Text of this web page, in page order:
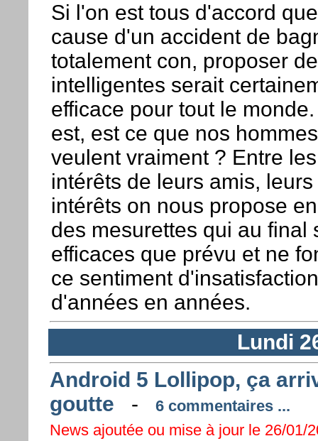
Si l'on est tous d'accord
cause d'un accident de
totalement con, proposer
intelligentes serait
efficace pour tout le
est, est ce que nos
veulent vraiment ? Entre
intérêts de leurs amis,
intérêts on nous propose
des mesurettes qui au final
efficaces que prévu et ne
ce sentiment
d'années en années.
Lundi
Android 5 Lollipop, ça
goutte -
6 commentaires ...
News ajoutée ou mise à jour le 26/01/